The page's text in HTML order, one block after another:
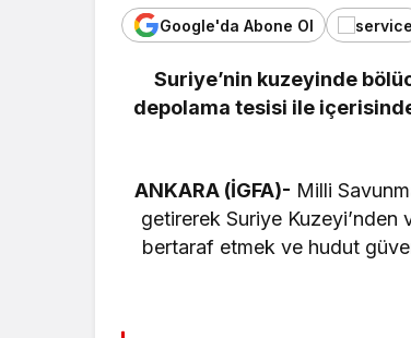
Google'da Abone Ol
Suriye’nin kuzeyinde
depolama tesisi ile
ANKARA (İGFA)- Milli
getirerek Suriye Kuzeyi’nden
bertaraf etmek ve hudut